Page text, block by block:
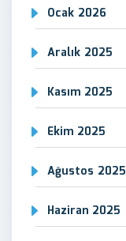
Ocak 2026
Aralık 2025
Kasım 2025
Ekim 2025
Ağustos 2025
Haziran 2025